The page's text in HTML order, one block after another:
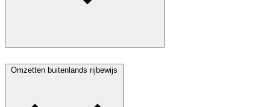
Omzetten buitenlands rijbewijs